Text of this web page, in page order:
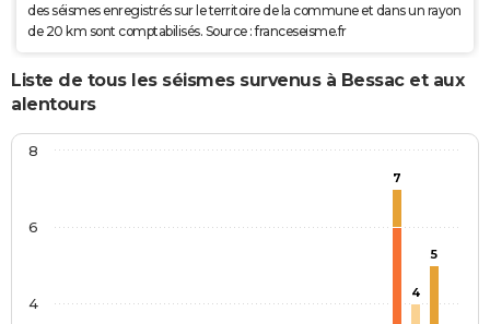
des séismes enregistrés sur le territoire de la commune et dans un rayon
de 20 km sont comptabilisés. Source : franceseisme.fr
Liste de tous les séismes survenus à Bessac et aux
alentours
7
4
5
4
6
8